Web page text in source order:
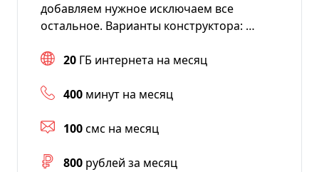
добавляем нужное исключаем все
остальное. Варианты конструктора: …
20 ГБ интернета на месяц
400 минут на месяц
100смс на месяц
800 рублей за месяц